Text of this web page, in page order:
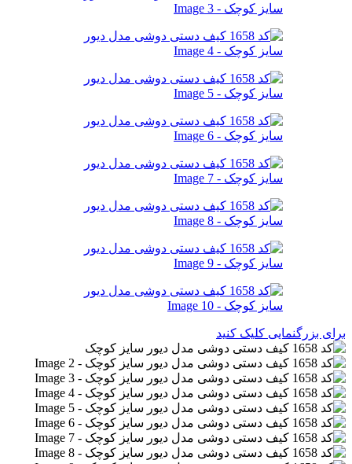
برای بزرگنمایی کلیک کنید